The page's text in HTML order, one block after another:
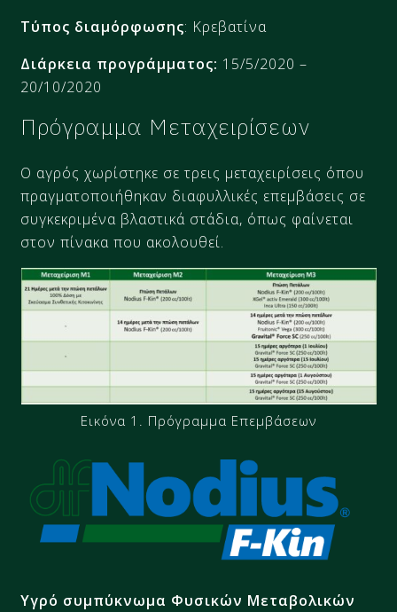
Τύπος διαμόρφωσης: Κρεβατίνα
Διάρκεια προγράμματος: 15/5/2020 –
20/10/2020
Πρόγραμμα Μεταχειρίσεων
Ο αγρός χωρίστηκε σε τρεις μεταχειρίσεις όπου
πραγματοποιήθηκαν διαφυλλικές επεμβάσεις σε
συγκεκριμένα βλαστικά στάδια, όπως φαίνεται
στον πίνακα που ακολουθεί.
Εικόνα 1. Πρόγραμμα Επεμβάσεων
Υγρό συμπύκνωμα Φυσικών Μεταβολικών